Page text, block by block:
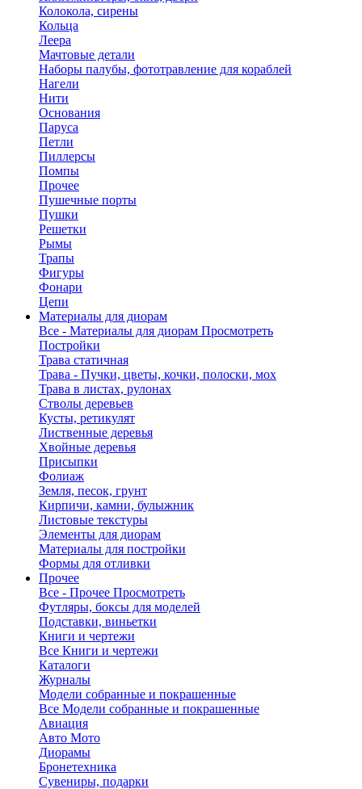
Колокола, сирены
Кольца
Леера
Мачтовые детали
Наборы палубы, фототравление для кораблей
Нагели
Нити
Основания
Паруса
Петли
Пиллерсы
Помпы
Прочее
Пушечные порты
Пушки
Решетки
Рымы
Трапы
Фигуры
Фонари
Цепи
Материалы для диорам
Все - Материалы для диорам Просмотреть
Постройки
Трава статичная
Трава - Пучки, цветы, кочки, полоски, мох
Трава в листах, рулонах
Стволы деревьев
Кусты, ретикулят
Лиственные деревья
Хвойные деревья
Присыпки
Фолиаж
Земля, песок, грунт
Кирпичи, камни, булыжник
Листовые текстуры
Элементы для диорам
Материалы для постройки
Формы для отливки
Прочее
Все - Прочее Просмотреть
Футляры, боксы для моделей
Подставки, виньетки
Книги и чертежи
Все Книги и чертежи
Каталоги
Журналы
Модели собранные и покрашенные
Все Модели собранные и покрашенные
Авиация
Авто Мото
Диорамы
Бронетехника
Сувениры, подарки